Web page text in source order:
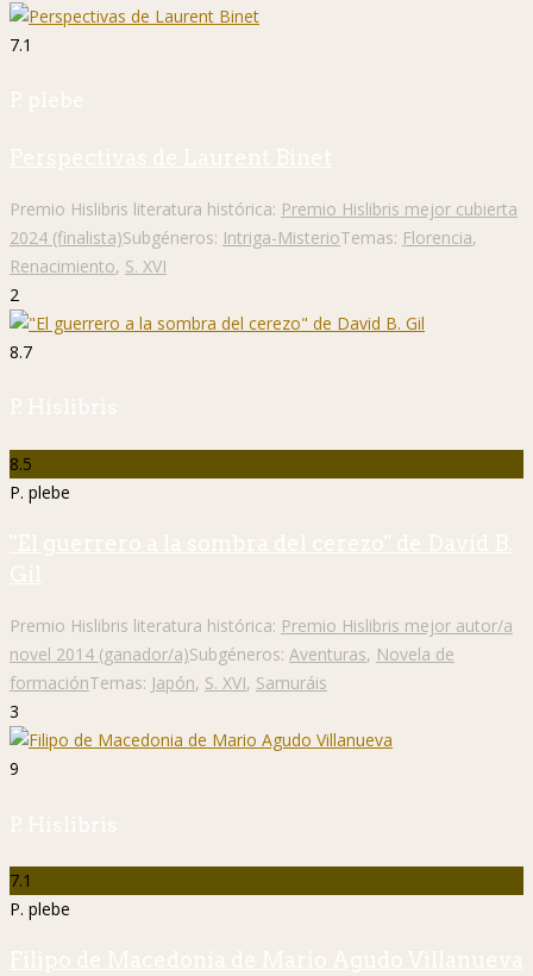
7.1
P. plebe
Perspectivas de Laurent Binet
Premio Hislibris literatura histórica: Premio Hislibris mejor cubierta
2024 (finalista)Subgéneros: Intriga-MisterioTemas: Florencia,
Renacimiento, S. XVI
2
8.7
P. Hislibris
8.5
P. plebe
"El guerrero a la sombra del cerezo" de David B.
Gil
Premio Hislibris literatura histórica: Premio Hislibris mejor autor/a
novel 2014 (ganador/a)Subgéneros: Aventuras, Novela de
formaciónTemas: Japón, S. XVI, Samuráis
3
9
P. Hislibris
7.1
P. plebe
Filipo de Macedonia de Mario Agudo Villanueva